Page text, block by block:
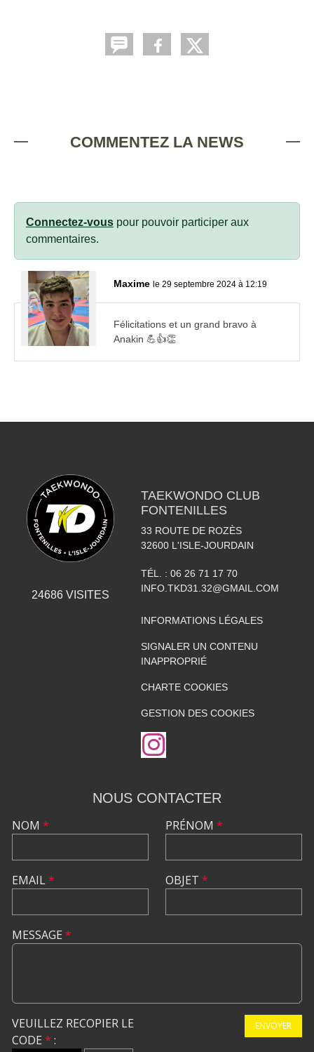
COMMENTEZ LA NEWS
Connectez-vous pour pouvoir participer aux
commentaires.
Maxime le 29 septembre 2024 à 12:19
Félicitations et un grand bravo à
Anakin 💪👍👏
24686VISITES
TAEKWONDO CLUB
FONTENILLES
33 ROUTE DE ROZÈS
32600 L'ISLE-JOURDAIN
TÉL. : 06 26 71 17 70
INFO.TKD31.32@GMAIL.COM
INFORMATIONS LÉGALES
SIGNALER UN CONTENU
INAPPROPRIÉ
CHARTE COOKIES
GESTION DES COOKIES
NOUS CONTACTER
NOM *
EMAIL*
PRÉNOM *
OBJET *
MESSAGE *
VEUILLEZ RECOPIER LE
CODE * :
ENVOYER